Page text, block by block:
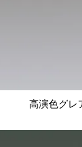
高演色グレ